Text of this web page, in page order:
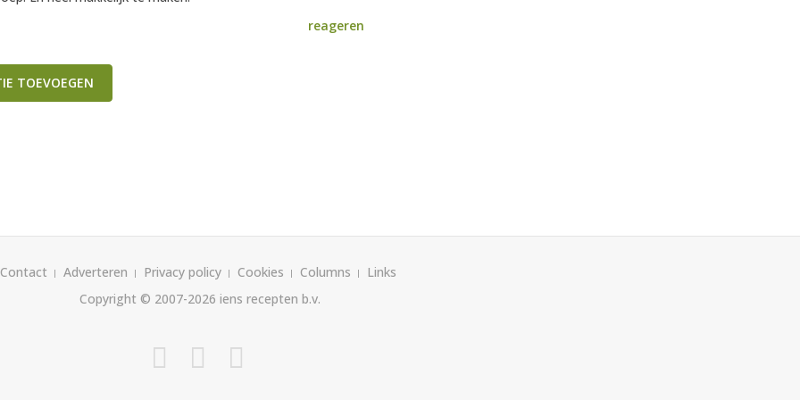
reageren
TOEVOEGEN
Contact Adverteren Privacy policy Cookies Columns
Links
Copyright © 2007-2026 iens recepten b.v.